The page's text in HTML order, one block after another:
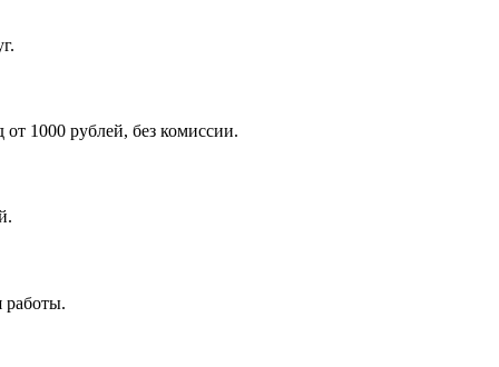
1000 рублей, без комиссии.
работы.